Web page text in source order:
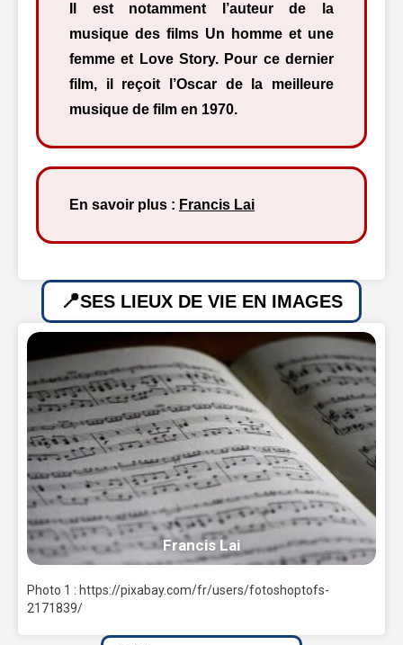
Il est notamment l’auteur de la
musique des films Un homme et une
femme et Love Story. Pour ce dernier
film, il reçoit l’Oscar de la meilleure
musique de film en 1970.
En savoir plus : Francis Lai
SES LIEUX DE VIE EN IMAGES
Francis Lai
Photo 1 : https://pixabay.com/fr/users/fotoshoptofs-
2171839/